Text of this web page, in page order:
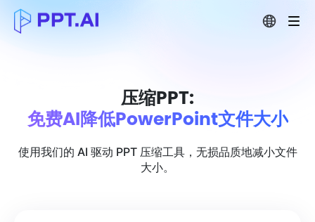
压缩PPT:
免费AI降低PowerPoint文件大小
使用我们的 AI 驱动 PPT 压缩工具，无损品质地减小文件
大小。